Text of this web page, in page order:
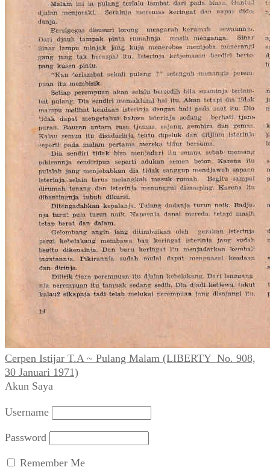
Cerpen Istijar T.A ~ Pulang Malam (LIBERTY_No. 908,
30 Januari 1971)
Akun Saya
Username
Password
Remember Me